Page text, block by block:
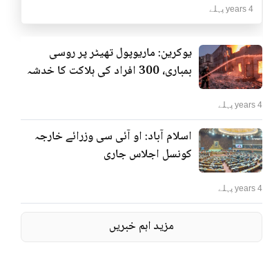
4 years پہلے
یوکرین: ماریوپول تھیٹر پر روسی
بمباری، 300 افراد کی ہلاکت کا خدشہ
4 years پہلے
اسلام آباد: او آئی سی وزرائے خارجہ
کونسل اجلاس جاری
4 years پہلے
مزید اہم خبریں